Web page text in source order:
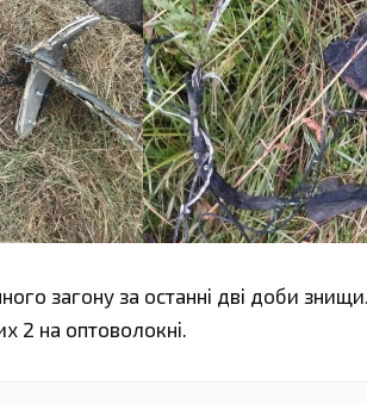
загону за останні дві доби
2 на оптоволокні.